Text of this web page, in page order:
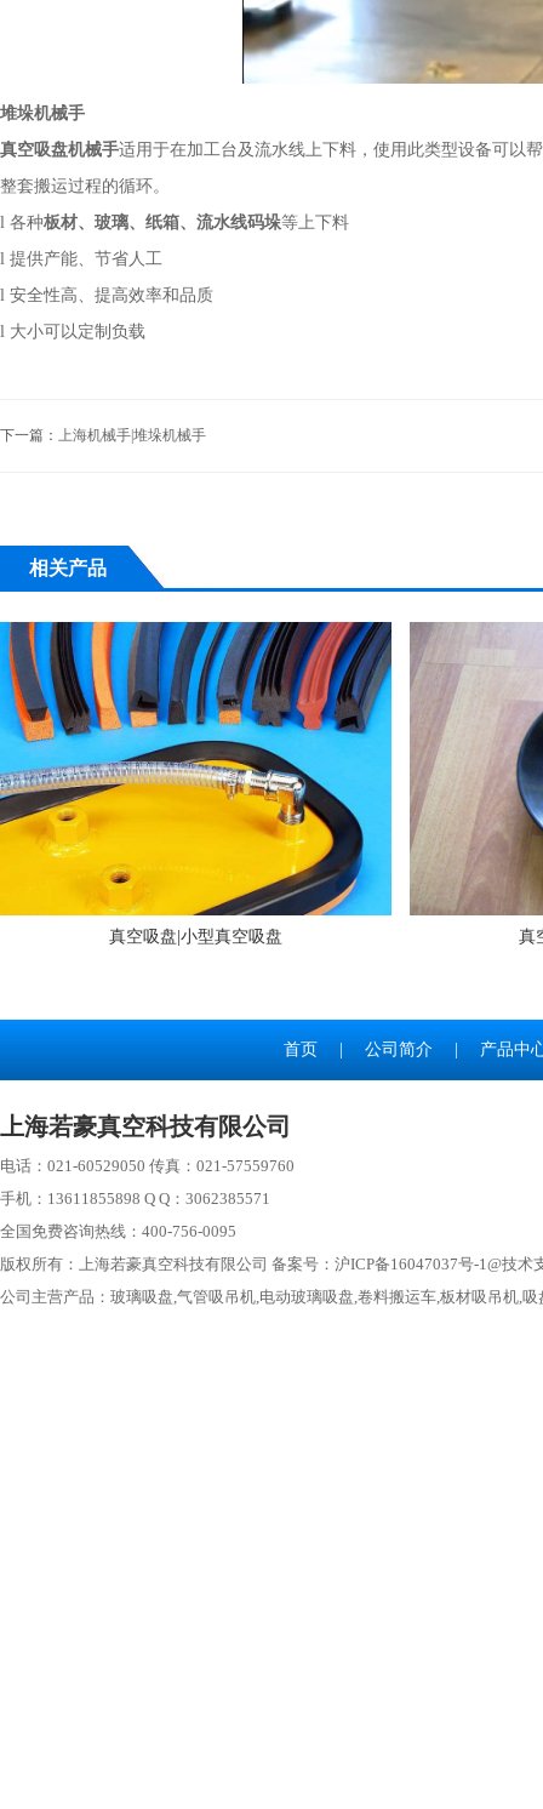
堆垛机械手
真空吸盘机械手适用于在加工台及流水线上下料，使用此类型设备可以
整套搬运过程的循环。
l 各种板材、玻璃、纸箱、流水线码垛等上下料
l 提供产能、节省人工
l 安全性高、提高效率和品质
l 大小可以定制负载
下一篇： 上海机械手|堆垛机械手
相关产品
真空吸盘|小型真空吸盘 真
首页 |公司简介 产品中
上海若豪真空科技有限公司
电话：021-60529050 传真：021-57559760
手机：13611855898 Q Q：3062385571
全国免费咨询热线：400-756-0095
版权所有：上海若豪真空科技有限公司 备案号： 沪ICP备16047037号-1@技术
公司主营产品： 玻璃吸盘,气管吸吊机,电动玻璃吸盘,卷料搬运车,板材吸吊机,吸